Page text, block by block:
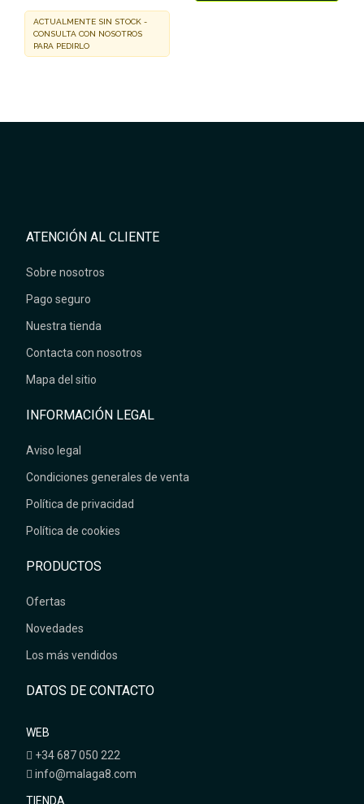
ACTUALMENTE SIN STOCK -
CONSULTA CON NOSOTROS
PARA PEDIRLO
ATENCIÓN AL CLIENTE
Sobre nosotros
Pago seguro
Nuestra tienda
Contacta con nosotros
Mapa del sitio
INFORMACIÓN LEGAL
Aviso legal
Condiciones generales de venta
Política de privacidad
Política de cookies
PRODUCTOS
Ofertas
Novedades
Los más vendidos
DATOS DE CONTACTO
WEB
+34 687 050 222
info@malaga8.com
TIENDA